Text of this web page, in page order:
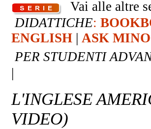
Vai alle altre
DIDATTICHE:
ENGLISH | ASK
PER STUDENTI
|
L'INGLESE
VIDEO)